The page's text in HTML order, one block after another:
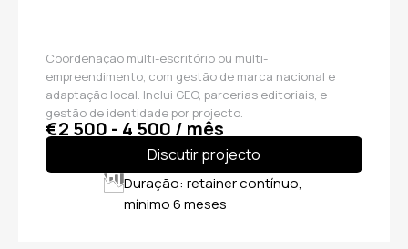
Coordenação multi-escritório ou multi-
empreendimento, com gestão de marca nacional e
adaptação local. Inclui GEO, parcerias editoriais, e
gestão de identidade por projecto.
€2 500 - 4 500 / mês
Discutir projecto
Duração: retainer contínuo,
mínimo 6 meses